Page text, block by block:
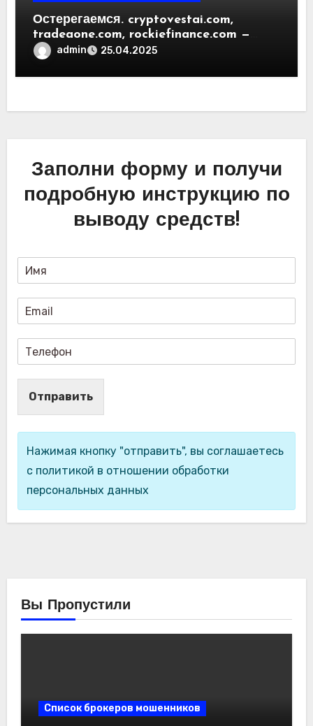
Остерегаемся. cryptovestai.com,
tradeaone.com, rockiefinance.com —
обзор новых платформ для
admin 25.04.2025
Заполни форму и получи
подробную инструкцию по
выводу средств!
Отправить
Нажимая кнопку "отправить", вы соглашаетесь
с политикой в отношении обработки
персональных данных
Вы Пропустили
Список брокеров мошенников